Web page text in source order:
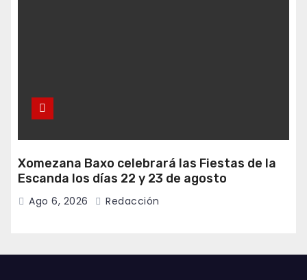
Xomezana Baxo celebrará las Fiestas de la
Escanda los días 22 y 23 de agosto
Ago 6, 2026 Redacción